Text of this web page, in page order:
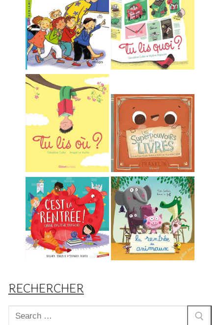
RECHERCHER
Rechercher